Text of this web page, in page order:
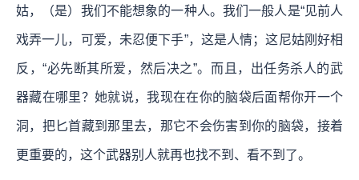
姑，（是）我们不能想象的一种人。我们一般人是“见前人
戏弄一儿，可爱，未忍便下手”，这是人情；这尼姑刚好相
反，“必先断其所爱，然后决之”。 而且，出任务杀人的武
器藏在哪里？她就说，我现在在你的脑袋后面帮你开一个
洞，把匕首藏到那里去，那它不会伤害到你的脑袋，接着
更重要的，这个武器别人就再也找不到、看不到了。